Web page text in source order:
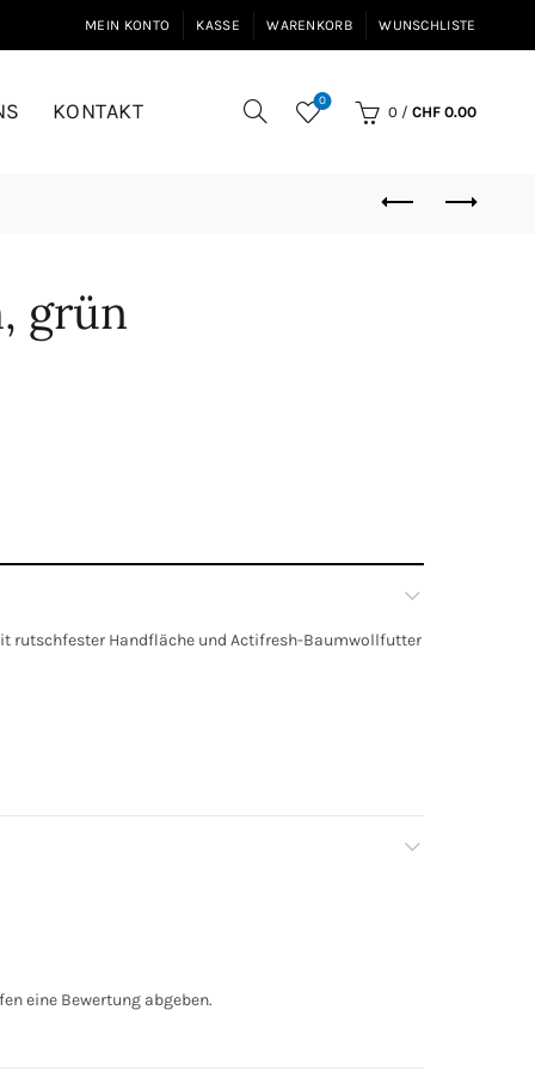
MEIN KONTO KASSE WARENKORB WUNSCHLISTE
KONTAKT 0
0 / CHF0.00
grün
rutschfester Handfläche und Actifresh-Baumwollfutter
eine Bewertung abgeben.